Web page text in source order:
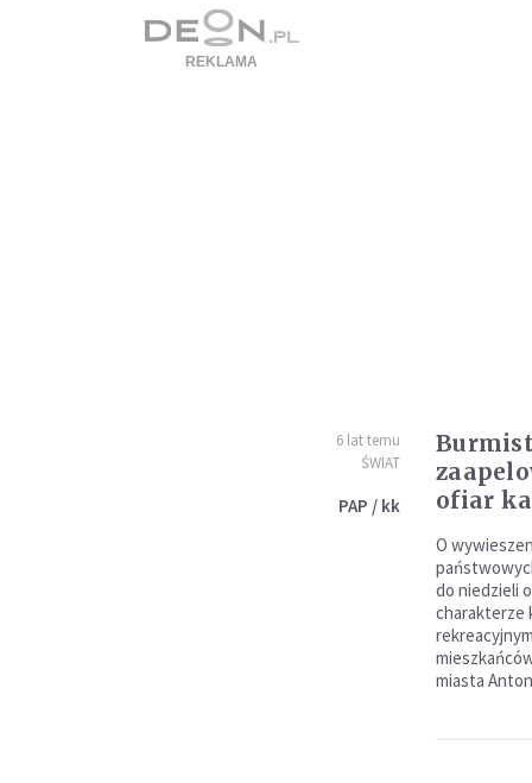
6 lat temu
ŚWIAT
PAP / kk
ofiar
O
do niedzieli
charakterze
miasta